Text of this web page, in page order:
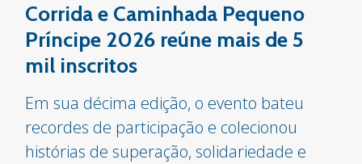
Corrida e Caminhada Pequeno
Príncipe 2026 reúne mais de 5
mil inscritos
Em sua décima edição, o evento bateu
recordes de participação e colecionou
histórias de superação, solidariedade e